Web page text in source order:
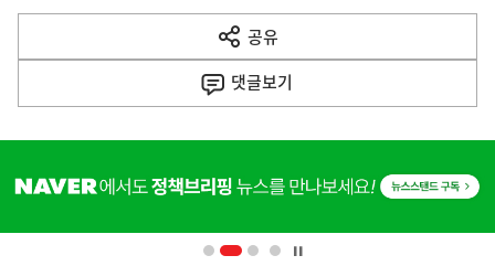
다
음
공유
열
기
댓글보기
단